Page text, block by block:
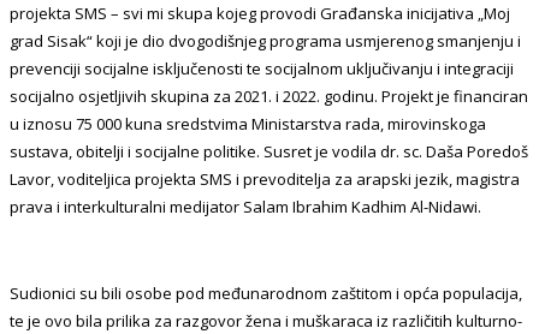
projekta SMS – svi mi skupa kojeg provodi Građanska inicijativa „Moj
grad Sisak“ koji je dio dvogodišnjeg programa usmjerenog smanjenju i
prevenciji socijalne isključenosti te socijalnom uključivanju i integraciji
socijalno osjetljivih skupina za 2021. i 2022. godinu. Projekt je financiran
u iznosu 75 000 kuna sredstvima Ministarstva rada, mirovinskoga
sustava, obitelji i socijalne politike. Susret je vodila dr. sc. Daša Poredoš
Lavor, voditeljica projekta SMS i prevoditelja za arapski jezik, magistra
prava i interkulturalni medijator Salam Ibrahim Kadhim Al-Nidawi.
Sudionici su bili osobe pod međunarodnom zaštitom i opća populacija,
te je ovo bila prilika za razgovor žena i muškaraca iz različitih kulturno-